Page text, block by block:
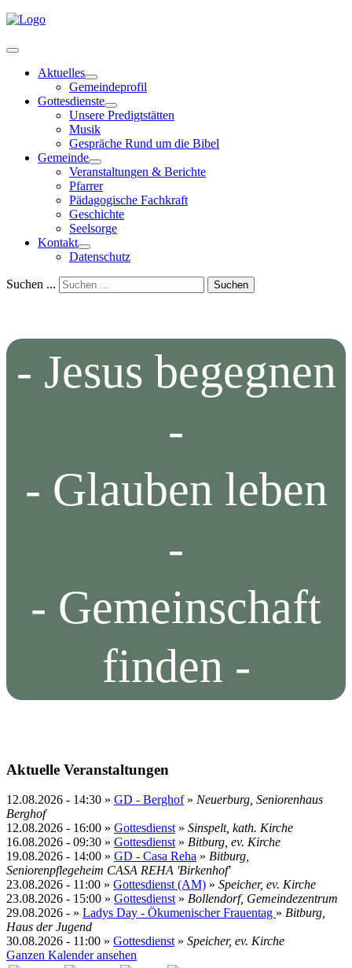
Aktuelles
Gemeindeprofil
Gottesdienste
Unsere Predigtstätten
Musik
Gespräche Rund um die Bibel
Gemeinde
Veranstaltungen & Berichte
Pfarrer
Pädagogische Fachkraft
Geschichte
Seelsorge
Kontakt
Datenschutz
Suchen ... Suchen
- Jesus begegnen
-
- Glauben leben
-
- Gemeinschaft
finden -
Aktuelle Veranstaltungen
12.08.2026 - 14:30 » GD - Berghof» Neuerburg, Seniorenhaus
Berghof
12.08.2026 - 16:00 » Gottesdienst» Sinspelt, kath. Kirche
16.08.2026 - 09:30 » Gottesdienst» Bitburg, ev. Kirche
19.08.2026 - 14:00 » GD - Casa Reha » Bitburg,
Seniorenpflegeheim CASA REHA 'Birkenhof'
23.08.2026 - 11:00 » Gottesdienst (AM) » Speicher, ev. Kirche
23.08.2026 - 15:00 » Gottesdienst» Bollendorf, Gemeindezentrum
29.08.2026 - » Ladys Day - Ökumenischer Frauentag » Bitburg,
Haus der Jugend
30.08.2026 - 11:00 » Gottesdienst» Speicher, ev. Kirche
Ganzen Kalender ansehen